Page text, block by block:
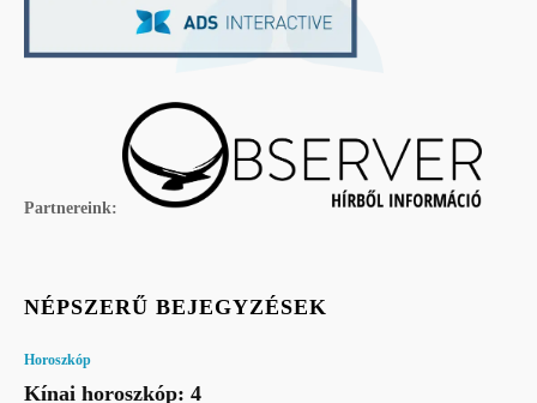
Partnereink:
NÉPSZERŰ BEJEGYZÉSEK
Horoszkóp
Kínai horoszkóp: 4